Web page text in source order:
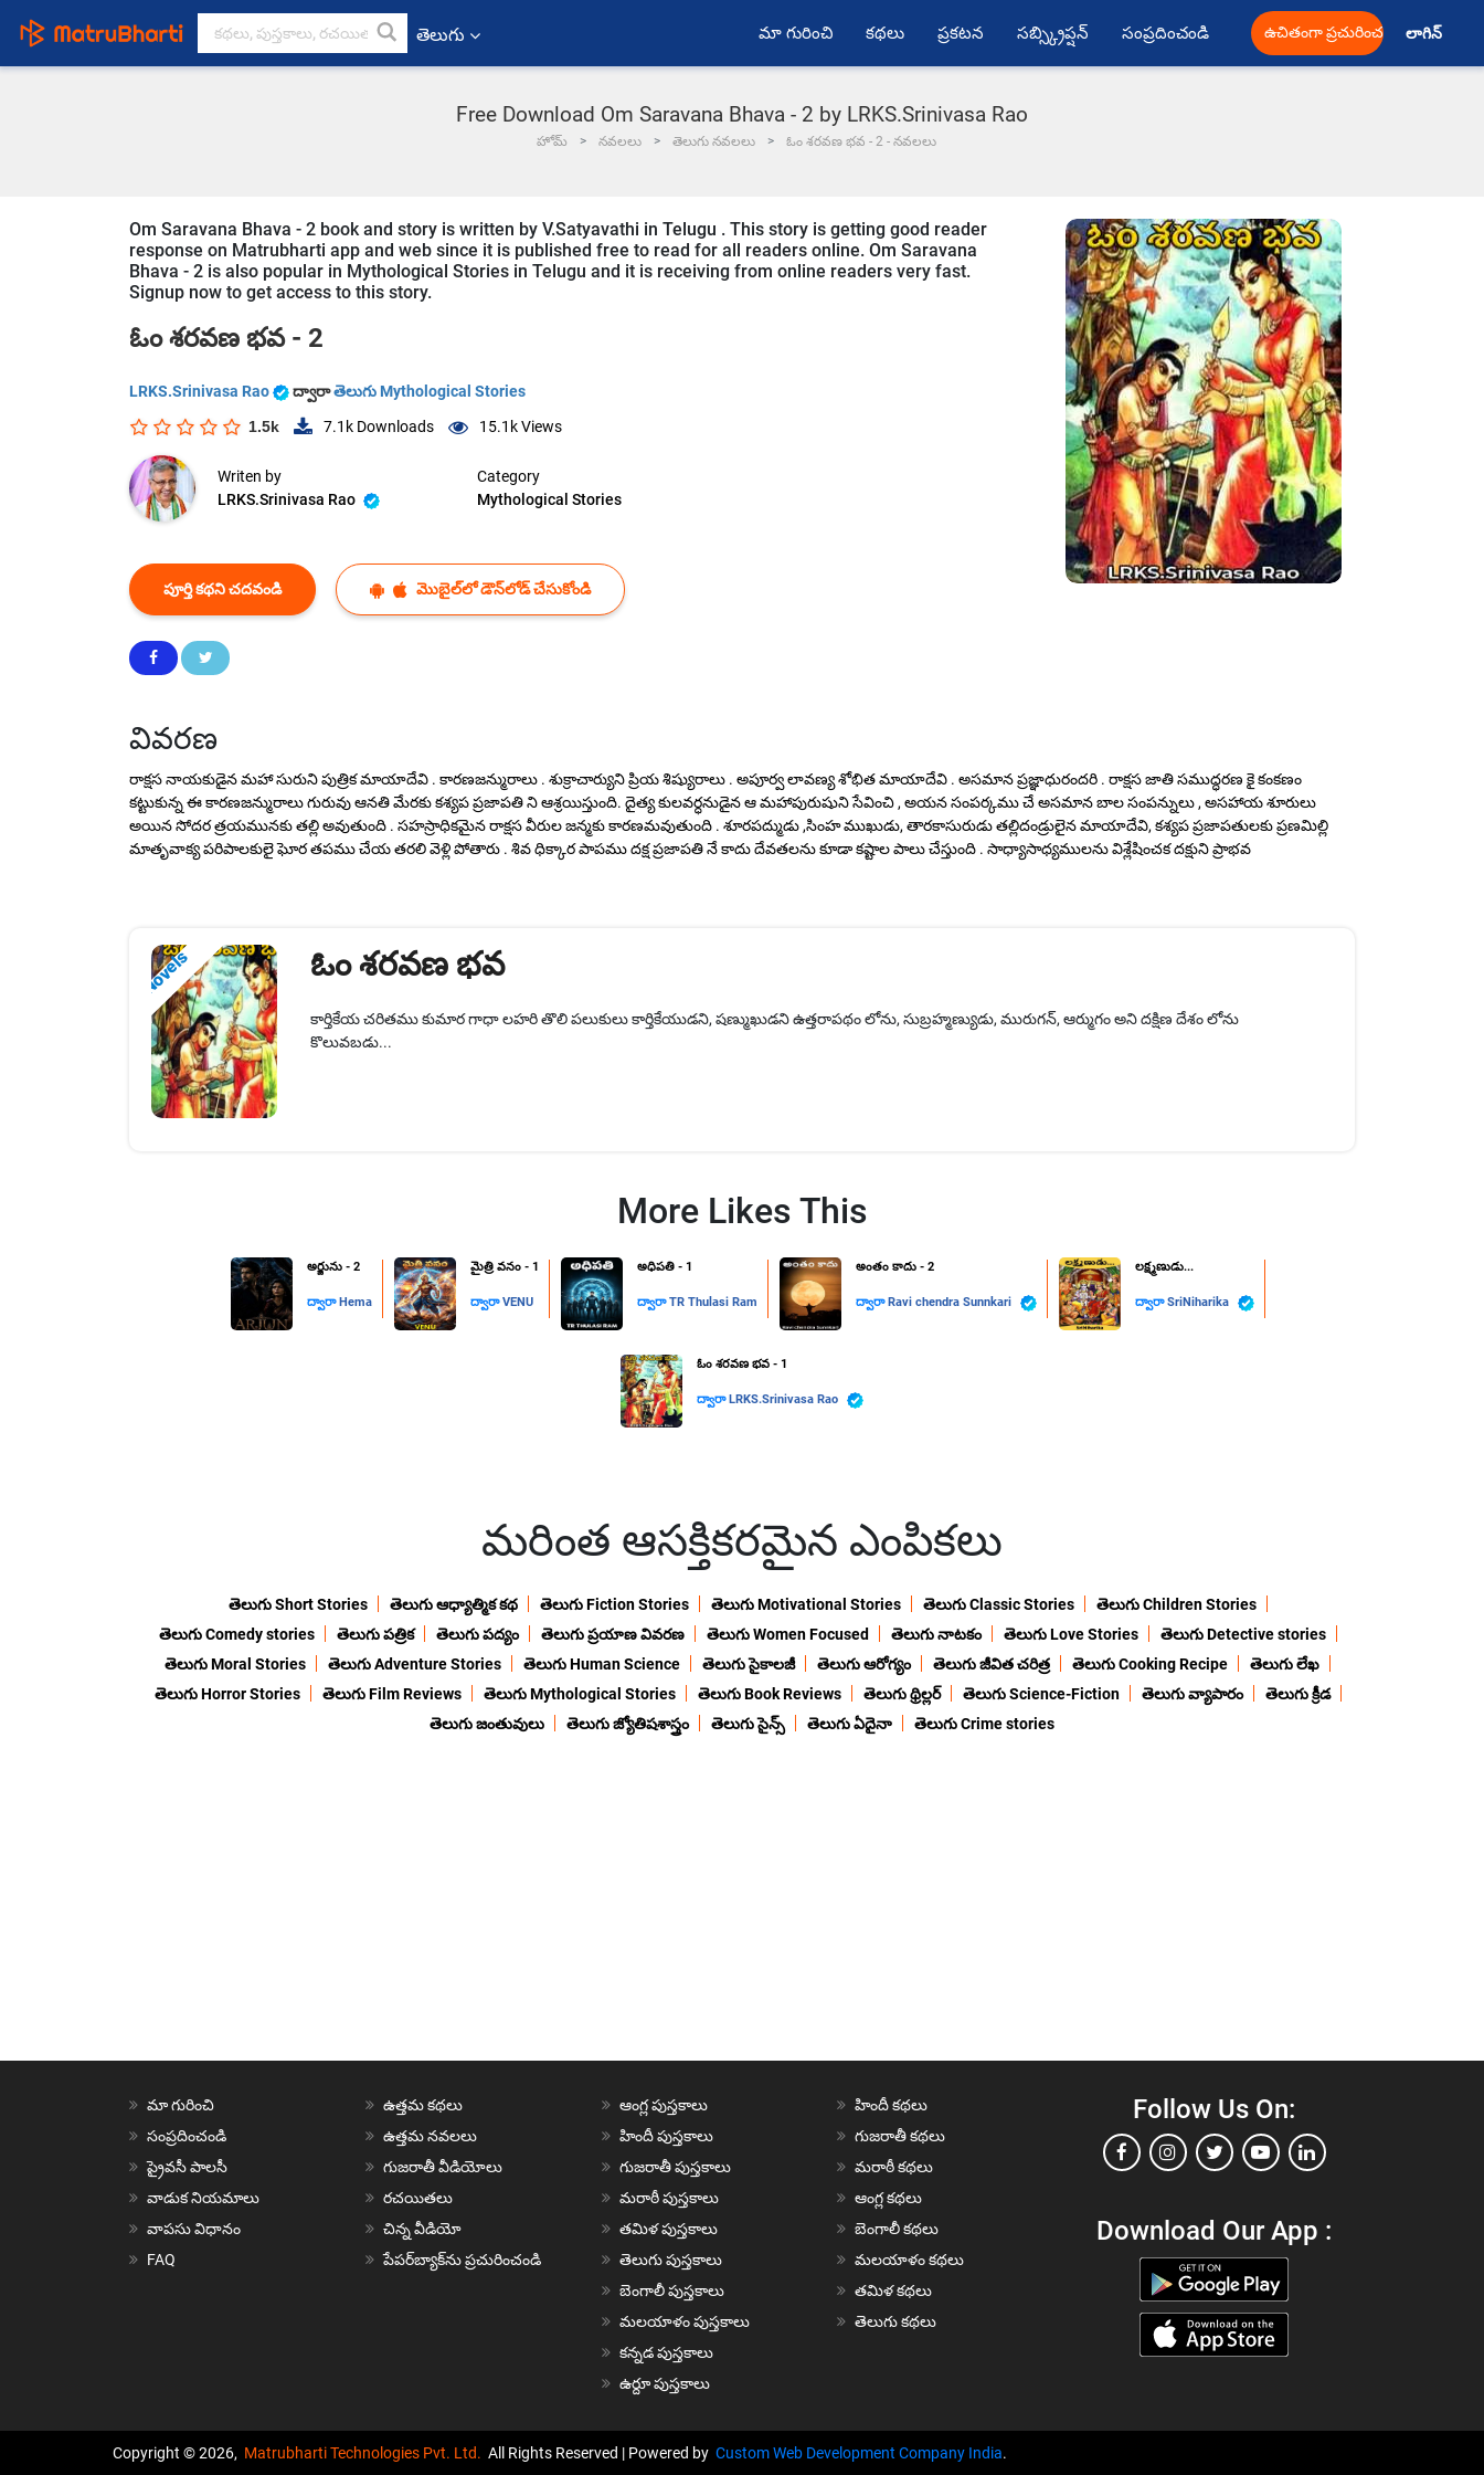
తెలుగు మా గురించి కథలు ప్రకటన సబ్స్క్రిప్షన్ సంప్రదించండి ఉచితంగా ప్రచురించండి లాగిన్
Free Download Om Saravana Bhava - 2 by LRKS.Srinivasa Rao
హోమ్ నవలలు తెలుగు నవలలు ఓం శరవణ భవ - 2 - నవలలు
Om Saravana Bhava - 2 book and story is written by V.Satyavathi in Telugu . This story is getting good reader
response on Matrubharti app and web since it is published free to read for all readers online. Om Saravana
Bhava - 2 is also popular in Mythological Stories in Telugu and it is receiving from online readers very fast.
Signup now to get access to this story.
ఓం శరవణ భవ - 2
LRKS.Srinivasa Rao ద్వారాతెలుగు Mythological Stories
1.5k 7.1k Downloads 15.1kViews
Writen by
LRKS.Srinivasa Rao
Category
Mythological Stories
పూర్తి కథని చదవండి మొబైల్‌లో డౌన్‌లోడ్ చేసుకోండి
వివరణ
రాక్షస నాయకుడైన మహా సురుని పుత్రిక మాయాదేవి . కారణజన్మురాలు . శుక్రాచార్యుని ప్రియ శిష్యురాలు . అపూర్వ లావణ్య శోభిత మాయాదేవి . అసమాన ప్రజ్ఞాధురందరి . రాక్షస జాతి సముద్ధరణ కై కంకణం
కట్టుకున్న ఈ కారణజన్మురాలు గురువు ఆనతి మేరకు కశ్యప ప్రజాపతి ని ఆశ్రయిస్తుంది. దైత్య కులవర్ధనుడైన ఆ మహాపురుషుని సేవించి , అయన సంపర్కము చే అసమాన బాల సంపన్నులు , అసహాయ శూరులు
అయిన సోదర త్రయమునకు తల్లి అవుతుంది . సహస్రాధికమైన రాక్షస వీరుల జన్మకు కారణమవుతుంది . శూరపద్ముడు ,సింహ ముఖుడు, తారకాసురుడు తల్లిదండ్రులైన మాయాదేవి, కశ్యప ప్రజాపతులకు ప్రణమిల్లి
మాతృవాక్య పరిపాలకులై ఘోర తపము చేయ తరలి వెళ్లి పోతారు . శివ ధిక్కార పాపము దక్ష ప్రజాపతి నే కాదు దేవతలను కూడా కష్టాల పాలు చేస్తుంది . సాధ్యాసాధ్యములను విశ్లేషించక దక్షుని ప్రాభవ
Novels ఓం శరవణ భవ
కార్తికేయ చరితము కుమార గాధా లహరి తొలి పలుకులు కార్తికేయుడని, షణ్ముఖుడని ఉత్తరాపథం లోను, సుబ్రహ్మణ్యుడు, మురుగన్, ఆర్ముగం అని దక్షిణ దేశం లోను
కొలువబడు...
More Likes This
అర్జును - 2
ద్వారా Hema
మైత్రి వనం - 1
ద్వారాVENU
అధిపతి ​- 1
ద్వారాTR Thulasi Ram
అంతం కాదు - 2
ద్వారా Ravi chendra Sunnkari
ల‌క్ష్మ‌ణుడు...
ద్వారాSriNiharika
ఓం శరవణ భవ - 1
ద్వారా LRKS.Srinivasa Rao
మరింత ఆసక్తికరమైన ఎంపికలు
తెలుగు Short Stories తెలుగు ఆధ్యాత్మిక కథ తెలుగు Fiction Stories తెలుగు Motivational Stories తెలుగు Classic Stories
తెలుగు Children Stories
తెలుగు Comedy stories
తెలుగు పత్రిక తెలుగు పద్యం తెలుగు ప్రయాణ వివరణ తెలుగు Women Focused తెలుగు నాటకం తెలుగు Love Stories
తెలుగు Detective stories
తెలుగు Moral Stories
తెలుగు Adventure Stories తెలుగు Human Science తెలుగు సైకాలజీ తెలుగు ఆరోగ్యం తెలుగు జీవిత చరిత్ర తెలుగు Cooking Recipe
తెలుగు లేఖ
తెలుగు Horror Stories
తెలుగు Film Reviews తెలుగు Mythological Stories తెలుగు Book Reviews తెలుగు థ్రిల్లర్ తెలుగు Science-Fiction తెలుగు వ్యాపారం
తెలుగు క్రీడ
తెలుగు జంతువులు
తెలుగు జ్యోతిషశాస్త్రం తెలుగు సైన్స్ తెలుగు ఏదైనా తెలుగు Crime stories
మా గురించి
సంప్రదించండి
ప్రైవసీ పాలసీ
వాడుక నియమాలు
వాపసు విధానం
FAQ
ఉత్తమ కథలు
ఉత్తమ నవలలు
గుజరాతీ వీడియోలు
రచయితలు
చిన్న వీడియో
పేపర్‌బ్యాక్‌ను ప్రచురించండి
ఆంగ్ల పుస్తకాలు
హిందీ పుస్తకాలు
గుజరాతీ పుస్తకాలు
మరాఠీ పుస్తకాలు
తమిళ పుస్తకాలు
తెలుగు పుస్తకాలు
బెంగాలీ పుస్తకాలు
మలయాళం పుస్తకాలు
కన్నడ పుస్తకాలు
ఉర్దూ పుస్తకాలు
హిందీ కథలు
గుజరాతీ కథలు
మరాఠీ కథలు
ఆంగ్ల కథలు
బెంగాలీ కథలు
మలయాళం కథలు
తమిళ కథలు
తెలుగు కథలు
Follow Us On:
Download Our App :
Copyright © 2026, Matrubharti Technologies Pvt. Ltd. All Rights Reserved | Powered by Custom Web Development Company India.